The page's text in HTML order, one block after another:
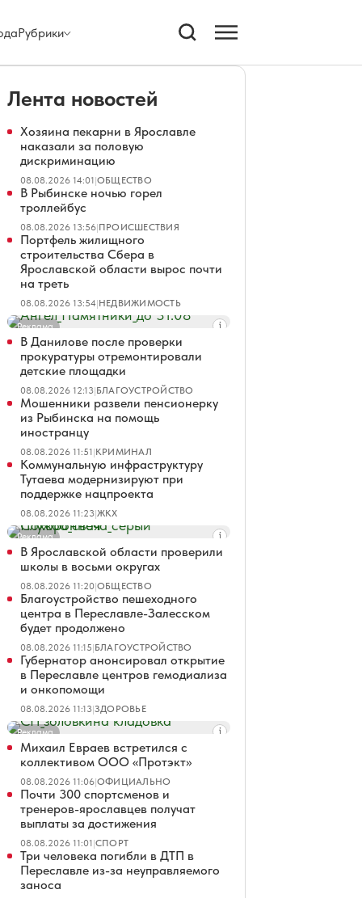
Рубрики
Лента новостей
Хозяина пекарни в Ярославле
наказали за половую
дискриминацию
08.08.2026 14:01|ОБЩЕСТВО
В Рыбинске ночью горел
троллейбус
08.08.2026 13:56|ПРОИСШЕСТВИЯ
Портфель жилищного
строительства Сбера в
Ярославской области вырос почти
на треть
08.08.2026 13:54|НЕДВИЖИМОСТЬ
Реклама
В Данилове после проверки
прокуратуры отремонтировали
детские площадки
08.08.2026 12:13|БЛАГОУСТРОЙСТВО
Мошенники развели пенсионерку
из Рыбинска на помощь
иностранцу
08.08.2026 11:51|КРИМИНАЛ
Коммунальную инфраструктуру
Тутаева модернизируют при
поддержке нацпроекта
08.08.2026 11:23|ЖКХ
Реклама
В Ярославской области проверили
школы в восьми округах
08.08.2026 11:20|ОБЩЕСТВО
Благоустройство пешеходного
центра в Переславле-Залесском
будет продолжено
08.08.2026 11:15|БЛАГОУСТРОЙСТВО
Губернатор анонсировал открытие
в Переславле центров гемодиализа
и онкопомощи
08.08.2026 11:13|ЗДОРОВЬЕ
Реклама
Михаил Евраев встретился с
коллективом ООО «Протэкт»
08.08.2026 11:06|ОФИЦИАЛЬНО
Почти 300 спортсменов и
тренеров-ярославцев получат
выплаты за достижения
08.08.2026 11:01|СПОРТ
Три человека погибли в ДТП в
Переславле из-за неуправляемого
заноса